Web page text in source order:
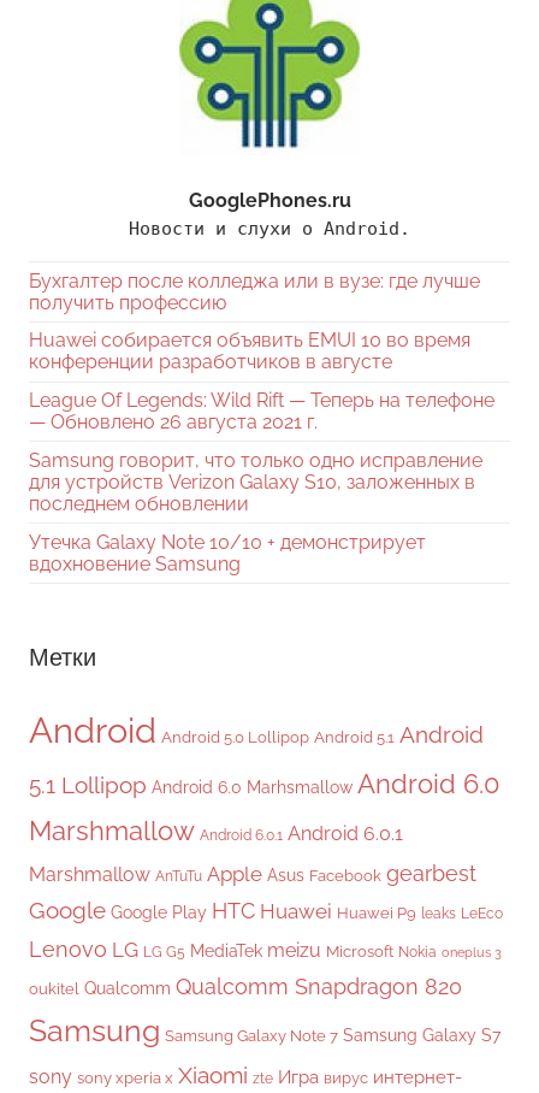
GooglePhones.ru
Новости и слухи о Android.
Бухгалтер после колледжа или в вузе: где лучше
получить профессию
Huawei собирается объявить EMUI 10 во время
конференции разработчиков в августе
League Of Legends: Wild Rift — Теперь на телефоне
— Обновлено 26 августа 2021 г.
Samsung говорит, что только одно исправление
для устройств Verizon Galaxy S10, заложенных в
последнем обновлении
Утечка Galaxy Note 10/10 + демонстрирует
вдохновение Samsung
Метки
Android Android 5.0 Lollipop Android 5.1 Android
5.1 Lollipop Android 6.0 Marhsmallow Android 6.0
Marshmallow Android 6.0.1 Android 6.0.1
Marshmallow AnTuTu Apple Asus Facebook gearbest
Google Google Play HTC Huawei Huawei P9 leaks LeEco
Lenovo LG LG G5 MediaTek meizu Microsoft Nokia oneplus 3
oukitel Qualcomm Qualcomm Snapdragon 820
Samsung Samsung Galaxy Note 7 Samsung Galaxy S7
sony sony xperia x Xiaomi zte Игра вирус интернет-